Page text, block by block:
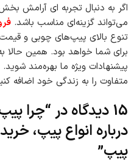
اگر به دنبال تجربه ای آرامش
می‌تواند گزینه‌ای مناسب باشد.
تنوع بالای پیپ‌های چوبی و
برای شما خواهد بود. همین حالا
پیشنهادات ویژه ما بهره‌مند
متفاوت را به زندگی خود اضافه
15 دیدگاه در “
چرا
درباره انواع پیپ،
پیپ”